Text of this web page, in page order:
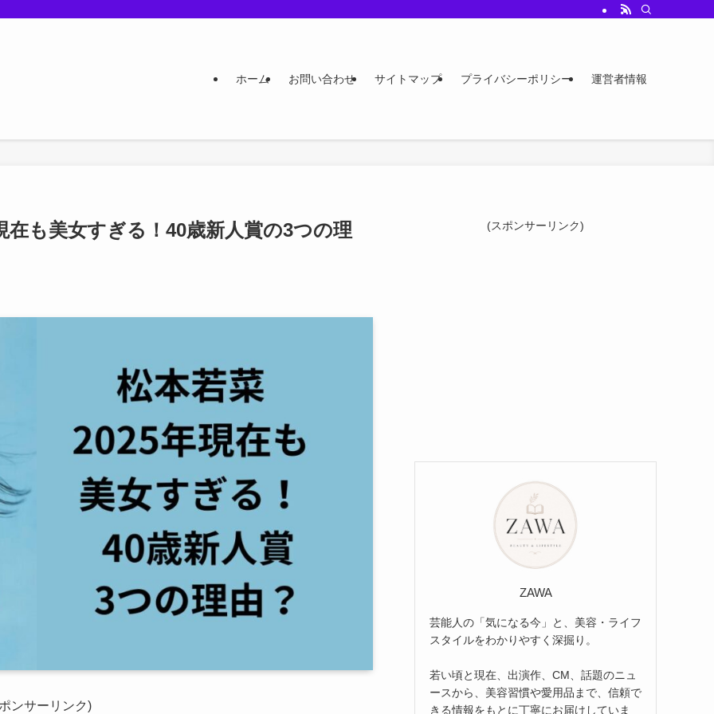
ホーム お問い合わせ サイトマップ プライバシーポリシー 運営者情報
在も美女すぎる！40歳新人賞の3つの理
ンサーリンク)
(スポンサーリンク)
ZAWA
芸能人の「気になる今」と、美容・ライフ
スタイルをわかりやすく深掘り。
若い頃と現在、出演作、CM、話題のニュ
ースから、美容習慣や愛用品まで、信頼で
きる情報をもとに丁寧にお届けしていま